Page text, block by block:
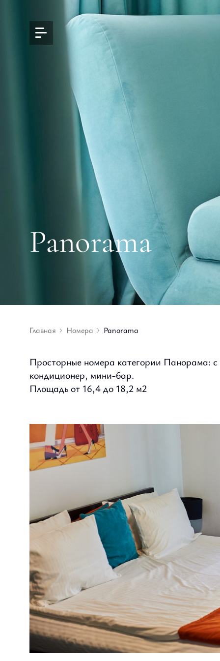
Panorama
Главная Номера Panorama
Просторные номера категории Панорама:
кондиционер, мини-бар.
Площадь от 16,4 до 18,2 м2